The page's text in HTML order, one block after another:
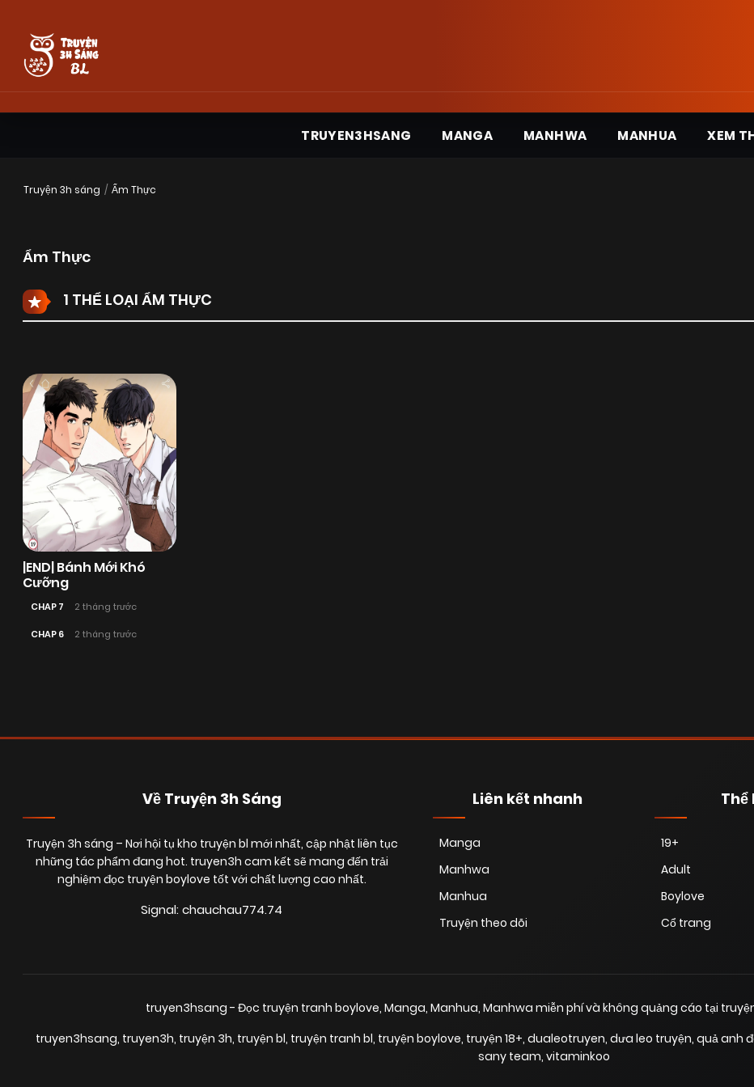
TRUYEN3HSANG MANGA MANHWA MANHUA XEM
Truyện 3h sáng Ẩm Thực
Ẩm Thực
1 THỂ LOẠI ẨM THỰC
|END| Bánh Mới Khó
Cưỡng
CHAP 7 2 tháng trước
CHAP 6 2 tháng trước
Về Truyện 3h Sáng
Truyện 3h sáng – Nơi hội tụ kho truyện bl mới nhất, cập nhật liên tục
những tác phẩm đang hot. truyen3h cam kết sẽ mang đến trải
nghiệm đọc truyện boylove tốt với chất lượng cao nhất.
Signal: chauchau774.74
Liên kết nhanh
Manga
Manhwa
Manhua
Truyện theo dõi
Thể
19+
Adult
Boylove
Cổ trang
truyen3hsang - Đọc truyện tranh boylove, Manga, Manhua, Manhwa miễn phí và không quảng cáo tại
truyen3hsang, truyen3h, truyện 3h, truyện bl, truyện tranh bl, truyện boylove, truyện 18+, dualeotruyen, dưa leo truyện, quả anh
sany team, vitaminkoo